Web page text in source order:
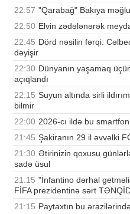
22:57 "Qarabağ" Bakıya
22:50 Elvin zədələnərək
22:45 Dörd nəsilin fərqi:
dəyişir
22:30 Dünyanın yaşamaq
açıqlandı
22:15 Suyun altında sirli
bilmir
22:00 2026-cı ildə bu
21:45 Şakiranın 29 il əvvəlki
21:30 Ətirinizin qoxusu
sadə üsul
21:15 "İnfantino dərhal
FİFA prezidentinə sərt
21:15 Paytaxtın bu